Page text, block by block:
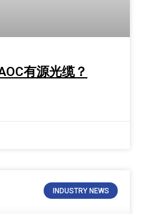
有源光缆？
INDUSTRY NEWS